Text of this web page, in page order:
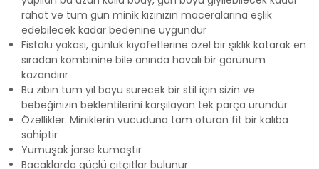
rahat ve tüm gün minik kızınızın maceralarına eşlik
edebilecek kadar bedenine uygundur
Fistolu yakası, günlük kıyafetlerine özel bir şıklık katarak en
sıradan kombinine bile anında havalı bir görünüm
kazandırır
Bu zıbın tüm yıl boyu sürecek bir stil için sizin ve
bebeğinizin beklentilerini karşılayan tek parça üründür
Özellikler: Miniklerin vücuduna tam oturan fit bir kalıba
sahiptir
Yumuşak jarse kumaştır
Bacaklarda güçlü çıtçıtlar bulunur